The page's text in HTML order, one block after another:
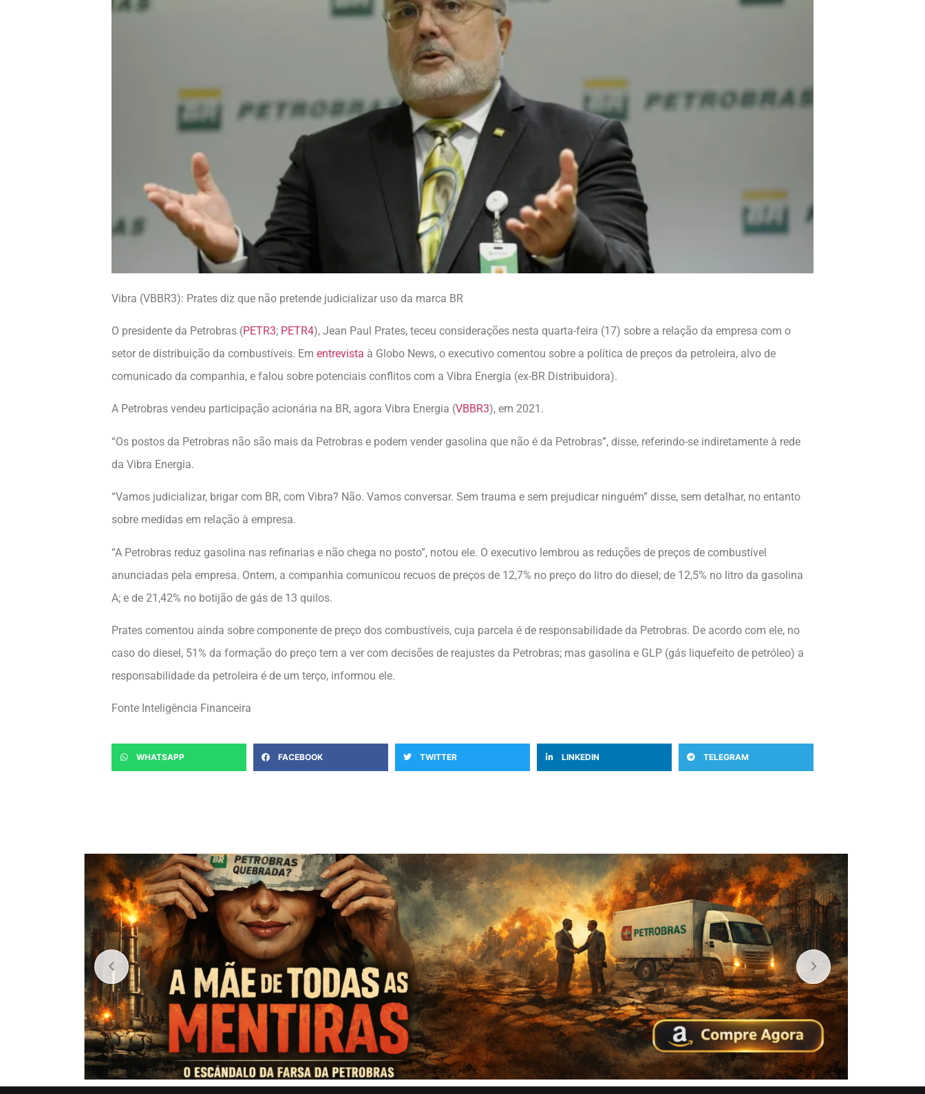
Vibra (VBBR3): Prates diz que não pretende judicializar uso da marca BR
O presidente da Petrobras (PETR3; PETR4), Jean Paul Prates, teceu considerações nesta quarta-feira (17) sobre a relação da empresa com o
setor de distribuição da combustíveis. Em entrevista à Globo News, o executivo comentou sobre a política de preços da petroleira, alvo de
comunicado da companhia, e falou sobre potenciais conflitos com a Vibra Energia (ex-BR Distribuidora).
A Petrobras vendeu participação acionária na BR, agora Vibra Energia (VBBR3), em 2021.
“Os postos da Petrobras não são mais da Petrobras e podem vender gasolina que não é da Petrobras”, disse, referindo-se indiretamente à rede
da Vibra Energia.
“Vamos judicializar, brigar com BR, com Vibra? Não. Vamos conversar. Sem trauma e sem prejudicar ninguém” disse, sem detalhar, no entanto
sobre medidas em relação à empresa.
“A Petrobras reduz gasolina nas refinarias e não chega no posto”, notou ele. O executivo lembrou as reduções de preços de combustível
anunciadas pela empresa. Ontem, a companhia comunicou recuos de preços de 12,7% no preço do litro do diesel; de 12,5% no litro da gasolina
A; e de 21,42% no botijão de gás de 13 quilos.
Prates comentou ainda sobre componente de preço dos combustíveis, cuja parcela é de responsabilidade da Petrobras. De acordo com ele, no
caso do diesel, 51% da formação do preço tem a ver com decisões de reajustes da Petrobras; mas gasolina e GLP (gás liquefeito de petróleo) a
responsabilidade da petroleira é de um terço, informou ele.
Fonte Inteligência Financeira
WHATSAPP FACEBOOK TWITTER LINKEDIN TELEGRAM